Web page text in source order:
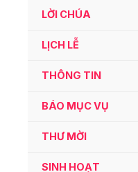
LỜI CHÚA
LỊCH LỄ
THÔNG TIN
BÁO MỤC VỤ
THƯ MỜI
SINH HOẠT